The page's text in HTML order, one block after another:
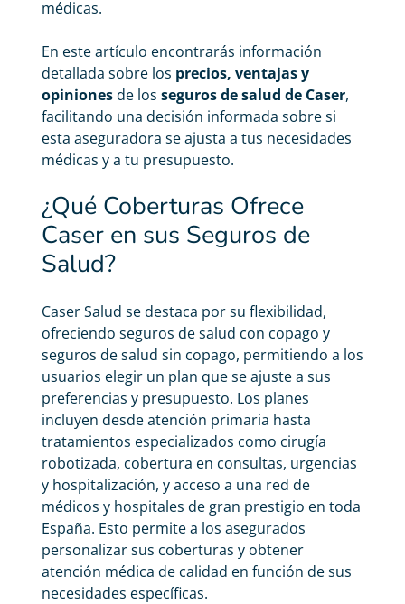
médicas.
En este artículo encontrarás información
detallada sobre los precios, ventajas y
opinionesde los seguros de salud de Caser,
facilitando una decisión informada sobre si
esta aseguradora se ajusta a tus necesidades
médicas y a tu presupuesto.
¿Qué Coberturas Ofrece
Caser en sus Seguros de
Salud?
Caser Salud se destaca por su flexibilidad,
ofreciendo seguros de salud con copago y
seguros de salud sin copago, permitiendo a los
usuarios elegir un plan que se ajuste a sus
preferencias y presupuesto. Los planes
incluyen desde atención primaria hasta
tratamientos especializados como cirugía
robotizada, cobertura en consultas, urgencias
y hospitalización, y acceso a una red de
médicos y hospitales de gran prestigio en toda
España. Esto permite a los asegurados
personalizar sus coberturas y obtener
atención médica de calidad en función de sus
necesidades específicas.